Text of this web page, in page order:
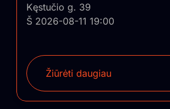
Kęstučio g. 39
Š 2026-08-11 19:00
Žiūrėti daugiau